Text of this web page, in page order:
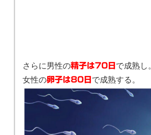
さらに男性の精子は70日 で成熟し。
女性の卵子は80日 で成熟する。